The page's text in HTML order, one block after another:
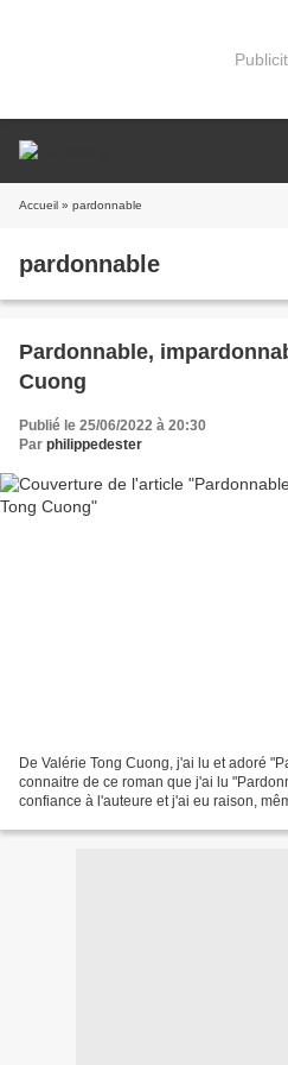
Accueil » pardonnable
pardonnable
Pardonnable,
Cuong
Publié le 25/06/2022 à 20:30
Par philippedester
De Valérie Tong Cuong, j'ai lu et adoré
connaitre de ce roman que j'ai lu
confiance à l'auteure et j'ai eu raison,